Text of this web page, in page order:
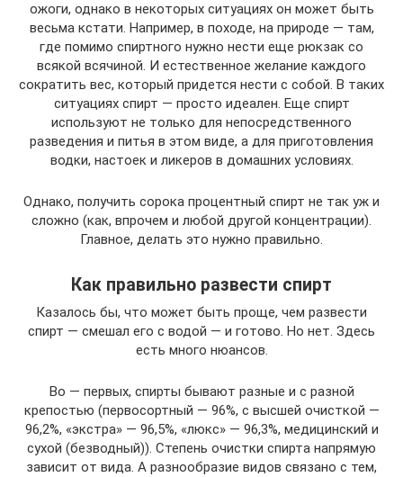
ожоги, однако в некоторых ситуациях он может быть
весьма кстати. Например, в походе, на природе — там,
где помимо спиртного нужно нести еще рюкзак со
всякой всячиной. И естественное желание каждого
сократить вес, который придется нести с собой. В таких
ситуациях спирт — просто идеален. Еще спирт
используют не только для непосредственного
разведения и питья в этом виде, а для приготовления
водки, настоек и ликеров в домашних условиях.
Однако, получить сорока процентный спирт не так уж и
сложно (как, впрочем и любой другой концентрации).
Главное, делать это нужно правильно.
Как правильно развести спирт
Казалось бы, что может быть проще, чем развести
спирт — смешал его с водой — и готово. Но нет. Здесь
есть много нюансов.
Во — первых, спирты бывают разные и с разной
крепостью (первосортный — 96%, с высшей очисткой —
96,2%, «экстра» — 96,5%, «люкс» — 96,3%, медицинский и
сухой (безводный)). Степень очистки спирта напрямую
зависит от вида. А разнообразие видов связано с тем,